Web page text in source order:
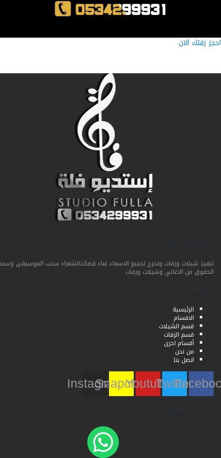
زفتك الان
تنفيذ شيلات وزفات وتخرج لجميع الاسماء غناء قصائدالشعراء سحب الموسيقى وسحب
الحقوق من الاغاني وشيلات وزفات
الرئيسية
الاقسام
قسم الشيلات
قسم الزفات
أقسام اخرى
من نحن
اتصل بنا
Twitter
Youtube
Snapchat
Instagram